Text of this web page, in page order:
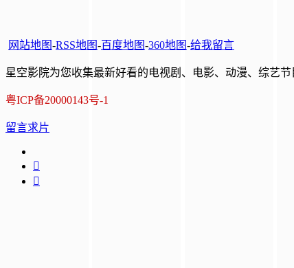
网站地图-RSS地图-百度地图-360地图-给我留言
星空影院为您收集最新好看的电视剧、电影、动漫、综艺
粤ICP备20000143号-1
留言求片

